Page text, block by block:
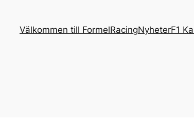
Välkommen till FormelRacingNyheterF1